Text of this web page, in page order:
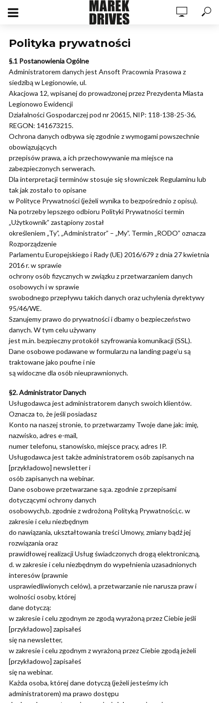
Polityka prywatności
§.1 Postanowienia Ogólne
Administratorem danych jest Ansoft Pracownia Prasowa z
siedzibą w Legionowie, ul.
Akacjowa 12, wpisanej do prowadzonej przez Prezydenta Miasta
Legionowo Ewidencji
Działalności Gospodarczej pod nr 20615, NIP: 118-138-25-36,
REGON: 141673215.
Ochrona danych odbywa się zgodnie z wymogami powszechnie
obowiązujących
przepisów prawa, a ich przechowywanie ma miejsce na
zabezpieczonych serwerach.
Dla interpretacji terminów stosuje się słowniczek Regulaminu lub
tak jak zostało to opisane
w Polityce Prywatności (jeżeli wynika to bezpośrednio z opisu).
Na potrzeby lepszego odbioru Polityki Prywatności termin
„Użytkownik” zastąpiony został
określeniem „Ty”, „Administrator” – „My”. Termin „RODO” oznacza
Rozporządzenie
Parlamentu Europejskiego i Rady (UE) 2016/679 z dnia 27 kwietnia
2016 r. w sprawie
ochrony osób fizycznych w związku z przetwarzaniem danych
osobowych i w sprawie
swobodnego przepływu takich danych oraz uchylenia dyrektywy
95/46/WE.
Szanujemy prawo do prywatności i dbamy o bezpieczeństwo
danych. W tym celu używany
jest m.in. bezpieczny protokół szyfrowania komunikacji (SSL).
Dane osobowe podawane w formularzu na landing page’u są
traktowane jako poufne i nie
są widoczne dla osób nieuprawnionych.
§2. Administrator Danych
Usługodawca jest administratorem danych swoich klientów.
Oznacza to, że jeśli posiadasz
Konto na naszej stronie, to przetwarzamy Twoje dane jak: imię,
nazwisko, adres e-mail,
numer telefonu, stanowisko, miejsce pracy, adres IP.
Usługodawca jest także administratorem osób zapisanych na
[przykładowo] newsletter i
osób zapisanych na webinar.
Dane osobowe przetwarzane są:a. zgodnie z przepisami
dotyczącymi ochrony danych
osobowych,b. zgodnie z wdrożoną Polityką Prywatności,c. w
zakresie i celu niezbędnym
do nawiązania, ukształtowania treści Umowy, zmiany bądź jej
rozwiązania oraz
prawidłowej realizacji Usług świadczonych drogą elektroniczną,
d. w zakresie i celu niezbędnym do wypełnienia uzasadnionych
interesów (prawnie
usprawiedliwionych celów), a przetwarzanie nie narusza praw i
wolności osoby, której
dane dotyczą:
w zakresie i celu zgodnym ze zgodą wyrażoną przez Ciebie jeśli
[przykładowo] zapisałeś
się na newsletter,
w zakresie i celu zgodnym z wyrażoną przez Ciebie zgodą jeżeli
[przykładowo] zapisałeś
się na webinar.
Każda osoba, której dane dotyczą (jeżeli jesteśmy ich
administratorem) ma prawo dostępu